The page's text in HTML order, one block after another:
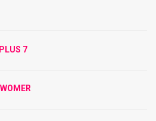
PLUS 7
WOMER